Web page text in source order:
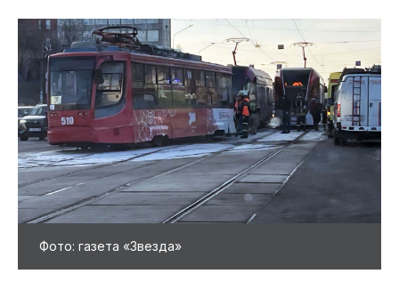
Благоустройство
Фото: газета «Звезда»